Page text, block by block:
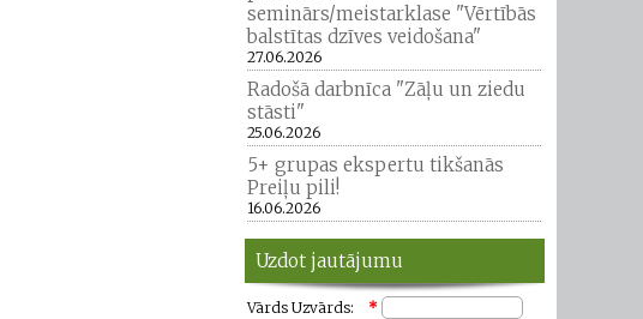
seminārs/meistarklase "Vērtībās
balstītas dzīves veidošana"
27.06.2026
Radošā darbnīca "Zāļu un ziedu
stāsti"
25.06.2026
5+ grupas ekspertu tikšanās
Preiļu pili!
16.06.2026
Uzdot jautājumu
Vārds Uzvārds:
*